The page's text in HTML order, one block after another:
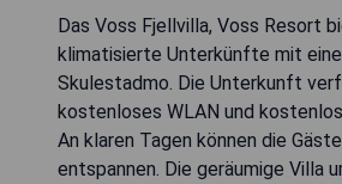
Das Voss Fjellvilla, Voss Resort
klimatisierte Unterkünfte mit
Skulestadmo. Die Unterkunft
kostenloses WLAN und
An klaren Tagen können die
entspannen. Die geräumige Villa